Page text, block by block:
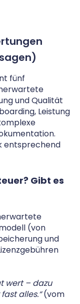
fünf
und Qualität
Leistung
entsprechend
Gibt es
(von
und
wert – dazu
alles.“(vom